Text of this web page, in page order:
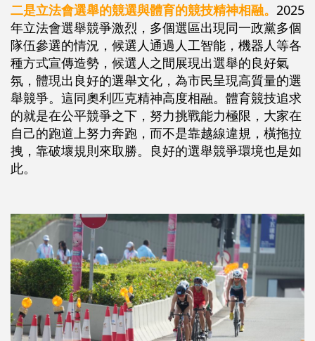
二是立法會選舉的競選與體育的競技精神相融。 2025
年立法會選舉競爭激烈，多個選區出現同一政黨多個
隊伍參選的情況，候選人通過人工智能，機器人等各
種方式宣傳造勢，候選人之間展現出選舉的良好氣
氛，體現出良好的選舉文化，為市民呈現高質量的選
舉競爭。這同奧利匹克精神高度相融。體育競技追求
的就是在公平競爭之下，努力挑戰能力極限，大家在
自己的跑道上努力奔跑，而不是靠越線違規，橫拖拉
拽，靠破壞規則來取勝。良好的選舉競爭環境也是如
此。